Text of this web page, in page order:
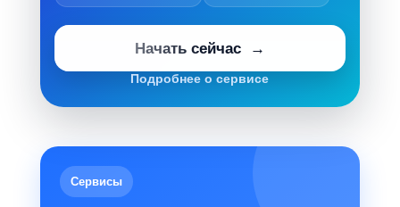
Начать сейчас
Подробнее о сервисе
Сервисы